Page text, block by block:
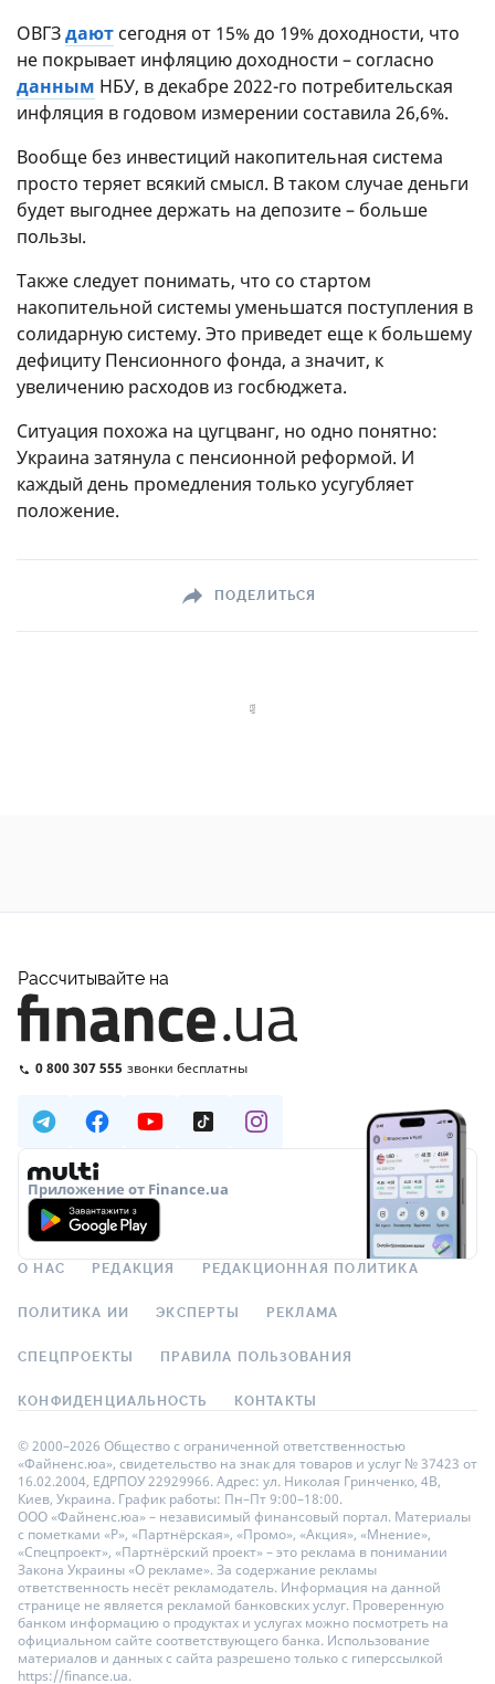
ОВГЗдают сегодня от 15% до 19% доходности, что
не покрывает инфляцию доходности – согласно
данным НБУ, в декабре 2022-го потребительская
инфляция в годовом измерении составила 26,6%.
Вообще без инвестиций накопительная система
просто теряет всякий смысл. В таком случае деньги
будет выгоднее держать на депозите – больше
пользы.
Также следует понимать, что со стартом
накопительной системы уменьшатся поступления в
солидарную систему. Это приведет еще к большему
дефициту Пенсионного фонда, а значит, к
увеличению расходов из госбюджета.
Ситуация похожа на цугцванг, но одно понятно:
Украина затянула с пенсионной реформой. И
каждый день промедления только усугубляет
положение.
ПОДЕЛИТЬСЯ
Рассчитывайте на
0 800 307 555 звонки бесплатны
Приложение от Finance.ua
О НАС РЕДАКЦИЯ РЕДАКЦИОННАЯ ПОЛИТИКА
ПОЛИТИКА ИИ ЭКСПЕРТЫ РЕКЛАМА
СПЕЦПРОЕКТЫ ПРАВИЛА ПОЛЬЗОВАНИЯ
КОНФИДЕНЦИАЛЬНОСТЬ КОНТАКТЫ
© 2000–2026 Общество с ограниченной ответственностью
«Файненс.юа», свидетельство на знак для товаров и услуг № 37423 от
16.02.2004, ЕДРПОУ 22929966. Адрес: ул. Николая Гринченко, 4В,
Киев, Украина. График работы: Пн–Пт 9:00–18:00.
ООО «Файненс.юа» – независимый финансовый портал. Материалы
с пометками «Р», «Партнёрская», «Промо», «Акция», «Мнение»,
«Спецпроект», «Партнёрский проект» – это реклама в понимании
Закона Украины «О рекламе». За содержание рекламы
ответственность несёт рекламодатель. Информация на данной
странице не является рекламой банковских услуг. Проверенную
банком информацию о продуктах и услугах можно посмотреть на
официальном сайте соответствующего банка. Использование
материалов и данных с сайта разрешено только с гиперссылкой
https://finance.ua.